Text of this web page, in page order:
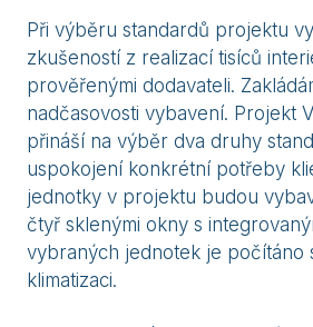
Při výběru standardů projektu
zkušeností z realizací tisíců
prověřenými dodavateli.
nadčasovosti vybavení. Projekt
přináší na výběr dva druhy
uspokojení konkrétní potřeby
jednotky v projektu budou
čtyř sklenými okny s
vybraných jednotek je počítáno
klimatizaci.